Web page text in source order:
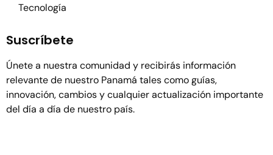
Tecnología
Suscríbete
Únete a nuestra comunidad y recibirás información
relevante de nuestro Panamá tales como guías,
innovación, cambios y cualquier actualización importante
del día a día de nuestro país.